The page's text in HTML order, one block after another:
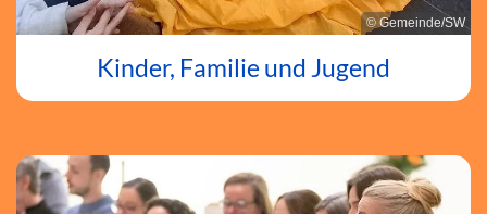
© Gemeinde/SW
Kinder, Familie und Jugend